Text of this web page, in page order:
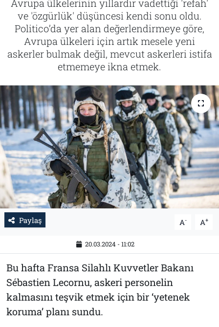
Avrupa ülkelerinin yıllardır vadettiği 'refah'
ve 'özgürlük' düşüncesi kendi sonu oldu.
Politico’da yer alan değerlendirmeye göre,
Avrupa ülkeleri için artık mesele yeni
askerler bulmak değil, mevcut askerleri istifa
etmemeye ikna etmek.
Paylaş A- A+
20.03.2024 - 11:02
Bu hafta Fransa Silahlı Kuvvetler Bakanı
Sébastien Lecornu, askeri personelin
kalmasını teşvik etmek için bir ‘yetenek
koruma’ planı sundu.
Tarih
İletişim
Künye